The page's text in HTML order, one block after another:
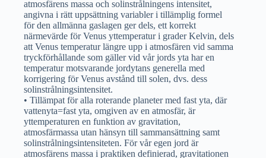
atmosfärens massa och solinstrålningens intensitet,
angivna i rätt uppsättning variabler i tillämplig formel
för den allmänna gaslagen ger dels, ett korrekt
närmevärde för Venus yttemperatur i grader Kelvin, dels
att Venus temperatur längre upp i atmosfären vid samma
tryckförhållande som gäller vid vår jords yta har en
temperatur motsvarande jordytans generella med
korrigering för Venus avstånd till solen, dvs. dess
solinstrålningsintensitet.
• Tillämpat för alla roterande planeter med fast yta, där
vattenyta=fast yta, omgiven av en atmosfär, är
yttemperaturen en funktion av gravitation,
atmosfärmassa utan hänsyn till sammansättning samt
solinstrålningsintensiteten. För vår egen jord är
atmosfärens massa i praktiken definierad, gravitationen